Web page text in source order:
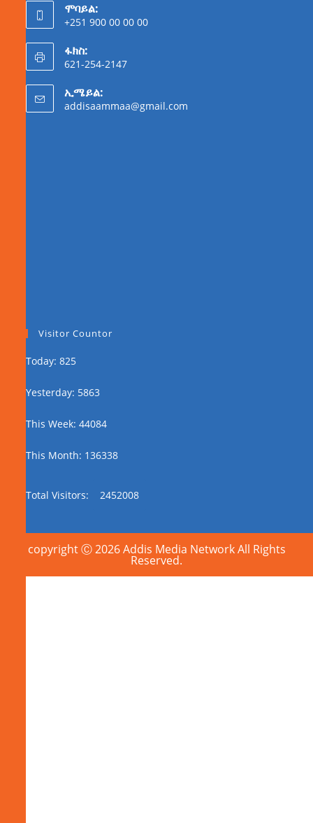
ሞባይል:
+251 900 00 00 00
ፋክስ:
621-254-2147
ኢሜይል:
addisaammaa@gmail.com
Visitor Countor
Today: 825
Yesterday: 5863
This Week: 44084
This Month: 136338
Total Visitors: 2452008
copyright Ⓒ 2026 Addis Media Network All Rights
Reserved.